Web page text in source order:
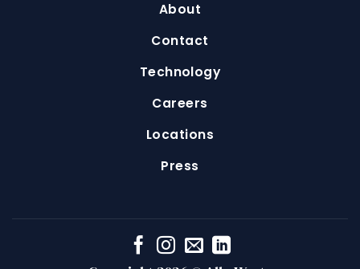
About
Contact
Technology
Careers
Locations
Press